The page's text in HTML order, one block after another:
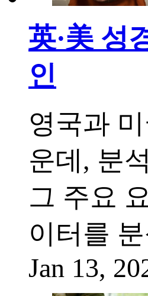
英·美 성
인
영국과
운데, 분
그 주요
이터를
Jan 13,